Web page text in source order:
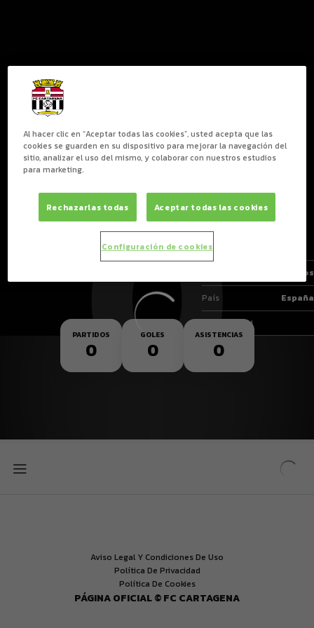
0
VICENTE MARTÍNEZ
POSICIÓN
UTILLERO
Nacimiento
3 años
País
España
Nacionalidad
PARTIDOS
0
GOLES
0
ASISTENCIAS
0
Aviso Legal Y Condiciones De Uso
Política De Privacidad
Política De Cookies
PÁGINA OFICIAL © FC CARTAGENA
Al hacer clic en “Aceptar todas las cookies”, usted acepta que las
cookies se guarden en su dispositivo para mejorar la navegación del
sitio, analizar el uso del mismo, y colaborar con nuestros estudios
para marketing.
Rechazarlas todas Aceptar todas las cookies
Configuración de cookies